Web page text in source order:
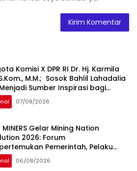
Komisi X DPR RI Dr. Hj. Karmila
M.M.; Sosok Bahlil Lahadalia
Sumber Inspirasi bagi
Muda, Pelaku Usaha,
maupun Pemangku
Memberikan Kontribusi bagi
Nasional.
07/08/2026
MINERS Gelar Mining Nation
2026: Forum
Pemerintah, Pelaku
Investor, Akademisi, dan
dalam Mendukung
06/08/2026